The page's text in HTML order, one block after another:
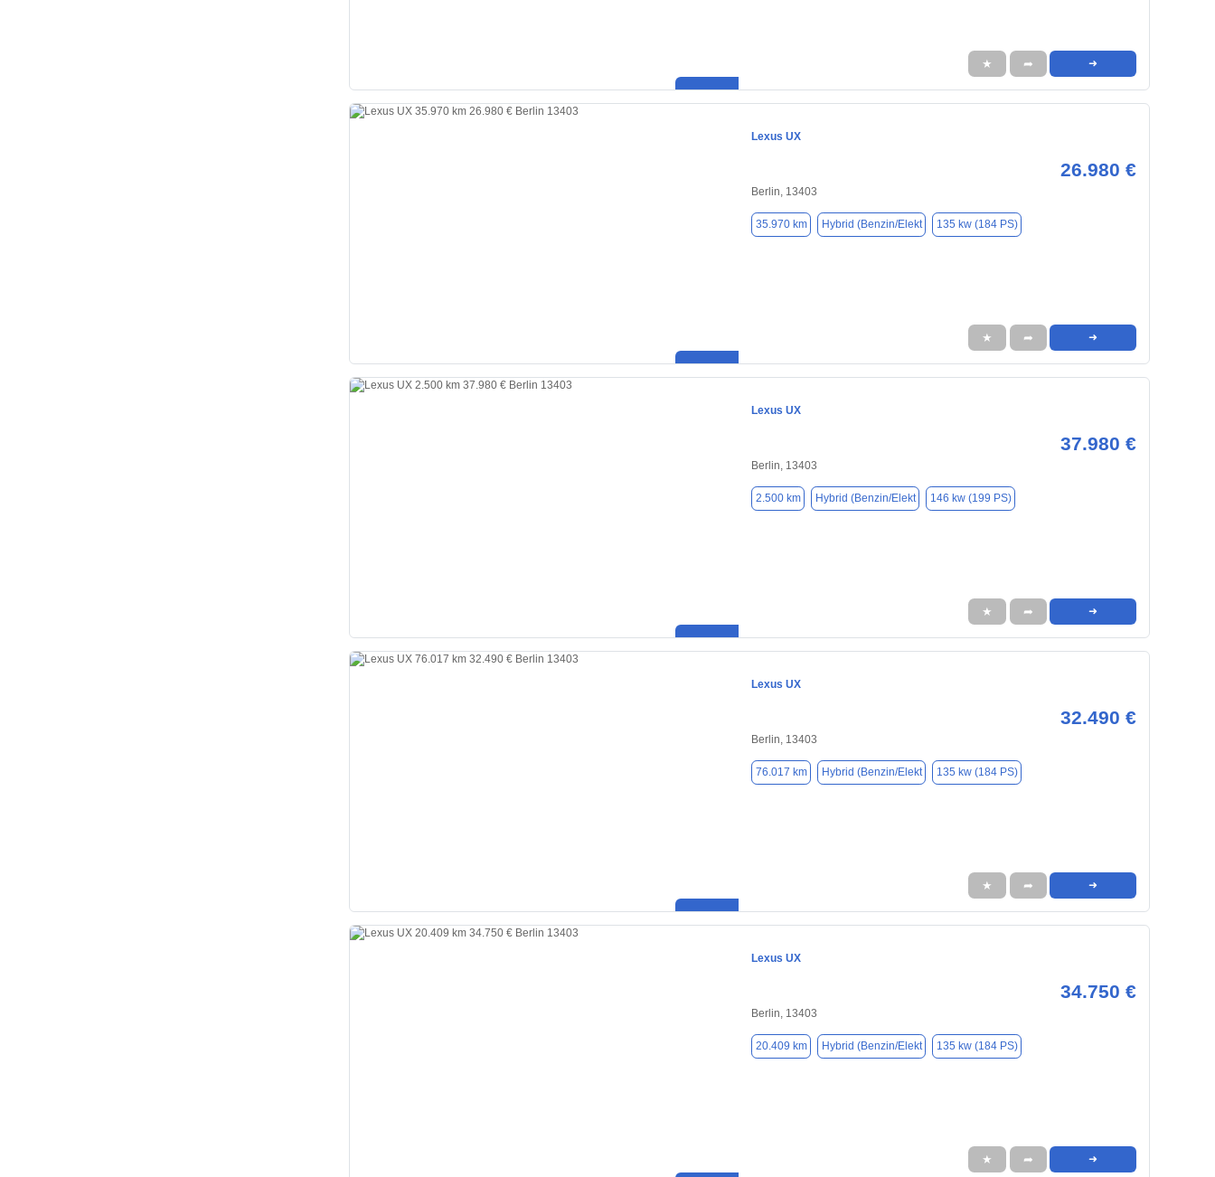
★ ➦ ➜
Lexus UX
26.980 €
Berlin, 13403
35.970 km Hybrid (Benzin/Elekt 135 kw (184 PS)
★ ➦ ➜
Lexus UX
37.980 €
Berlin, 13403
2.500 km Hybrid (Benzin/Elekt 146 kw (199 PS)
★ ➦ ➜
Lexus UX
32.490 €
Berlin, 13403
76.017 km Hybrid (Benzin/Elekt 135 kw (184 PS)
★ ➦ ➜
Lexus UX
34.750 €
Berlin, 13403
20.409 km Hybrid (Benzin/Elekt 135 kw (184 PS)
★ ➦ ➜